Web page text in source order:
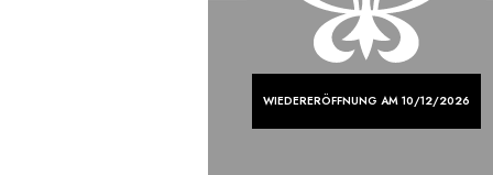
WIEDERERÖFFNUNG AM 10/12/2026